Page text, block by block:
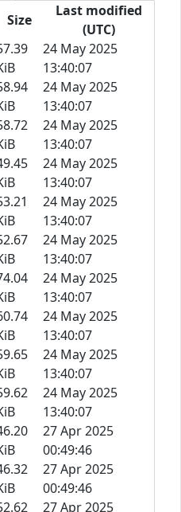
Size
Last modified
(UTC)
24 May 2025
13:40:07
24 May 2025
13:40:07
24 May 2025
13:40:07
24 May 2025
13:40:07
24 May 2025
13:40:07
24 May 2025
13:40:07
24 May 2025
13:40:07
24 May 2025
13:40:07
24 May 2025
13:40:07
24 May 2025
13:40:07
27 Apr 2025
00:49:46
27 Apr 2025
00:49:46
27 Apr 2025